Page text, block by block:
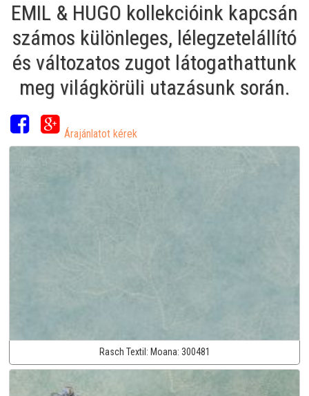
EMIL & HUGO kollekcióink kapcsán
számos különleges, lélegzetelállító
és változatos zugot látogathattunk
meg világkörüli utazásunk során.
Árajánlatot kérek
Rasch Textil: Moana: 300481